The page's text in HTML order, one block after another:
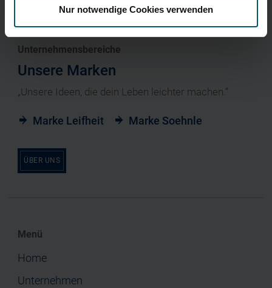
Nur notwendige Cookies verwenden
Unternehmensbereiche
Unsere Marken
„Unsere Ideen, die dein Leben leichter machen.“
Marke Leifheit Marke Soehnle
ÜBER UNS
Menü
Home
Unternehmen